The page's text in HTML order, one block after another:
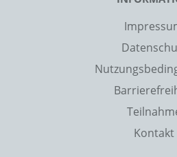
Kontakt